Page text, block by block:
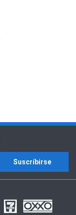
Suscríbirse